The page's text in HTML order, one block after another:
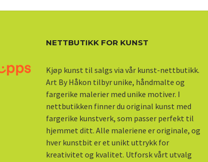
NETTBUTIKK FOR KUNST
Kjøp kunst til salgs via vår kunst-nettbutikk.
Art By Håkon tilbyr unike, håndmalte og
fargerike malerier med unike motiver. I
nettbutikken finner du original kunst med
fargerike kunstverk, som passer perfekt til
hjemmet ditt. Alle maleriene er originale, og
hver kunstbit er et unikt uttrykk for
kreativitet og kvalitet. Utforsk vårt utvalg